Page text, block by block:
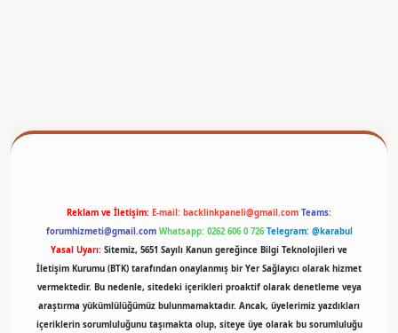
Reklam ve İletişim: E-mail: backlinkpaneli@gmail.com Teams:
forumhizmeti@gmail.com Whatsapp: 0262 606 0 726 Telegram: @karabul
Yasal Uyarı: Sitemiz, 5651 Sayılı Kanun gereğince Bilgi Teknolojileri ve
İletişim Kurumu (BTK) tarafından onaylanmış bir Yer Sağlayıcı olarak hizmet
vermektedir. Bu nedenle, sitedeki içerikleri proaktif olarak denetleme veya
araştırma yükümlülüğümüz bulunmamaktadır. Ancak, üyelerimiz yazdıkları
içeriklerin sorumluluğunu taşımakta olup, siteye üye olarak bu sorumluluğu